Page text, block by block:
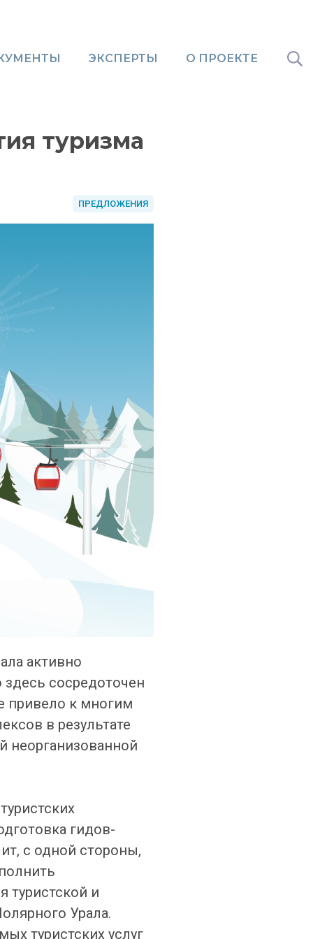
ЭКСПЕРТЫ О ПРОЕКТЕ
туризма
ПРЕДЛОЖЕНИЯ
активно
сосредоточен
привело к многим
в результате
неорганизованной
гидов-
с одной стороны,
туристской и
Урала.
туристских услуг